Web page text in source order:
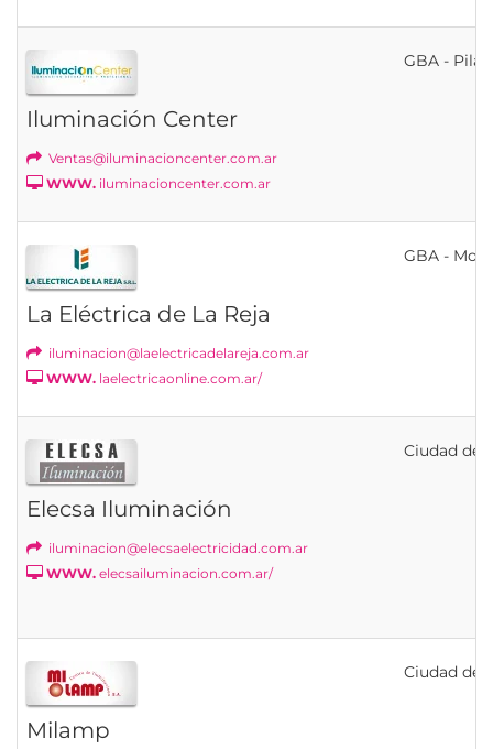
Iluminación Center
Ventas@iluminacioncenter.com.ar
WWW. iluminacioncenter.com.ar
GBA - Pilar
La Eléctrica de La Reja
iluminacion@laelectricadelareja.com.ar
WWW. laelectricaonline.com.ar/
GBA -
Elecsa Iluminación
iluminacion@elecsaelectricidad.com.ar
WWW. elecsailuminacion.com.ar/
Ciudad de
Milamp
Ciudad de